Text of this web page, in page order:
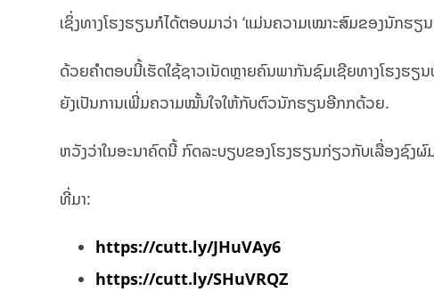
ເຊິ່ງທາງໂຮງຮຽນກໍໄດ້ຕອບມາວ່າ ‘ແມ່ນຄວາມເໝາະສົມຂອງນັກຮຽນ
ດ້ວຍຄໍາຕອບນີ້ເຮັດໃຊ້ຊາວເນັດຫຼາຍຄົນພາກັນຊົມເຊີຍທາງໂຮງຮ
ຍັງເປັນການເພີ່ມຄວາມໝັ້ນໃຈໃຫ້ກັບຕົວນັກຮຽນອີກກດ້ວຍ.
ຫວັງວ່າໃນອະນາຄົດນີ້ ກົດລະບຽບຂອງໂຮງຮຽນກ່ຽວກັບເລື່ອງຊົງ
ທີ່ມາ:
https://cutt.ly/JHuVAy6
https://cutt.ly/SHuVRQZ